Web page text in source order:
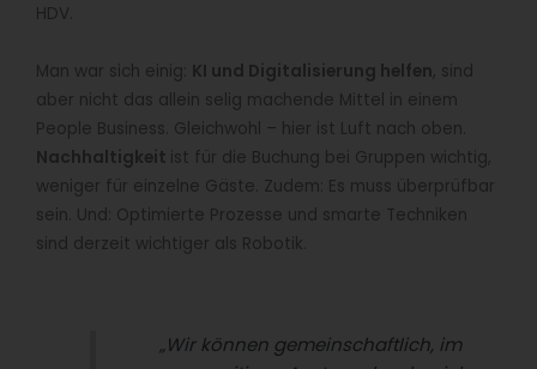
HDV.
Man war sich einig: KI und Digitalisierung helfen, sind
aber nicht das allein selig machende Mittel in einem
People Business. Gleichwohl – hier ist Luft nach oben.
Nachhaltigkeit ist für die Buchung bei Gruppen wichtig,
weniger für einzelne Gäste. Zudem: Es muss überprüfbar
sein. Und: Optimierte Prozesse und smarte Techniken
sind derzeit wichtiger als Robotik.
„Wir können gemeinschaftlich, im